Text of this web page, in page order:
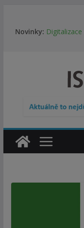
Novinky:
nemusí
DIA:
(ISDŘ) je
RVIS –
zveřejnil
Informace